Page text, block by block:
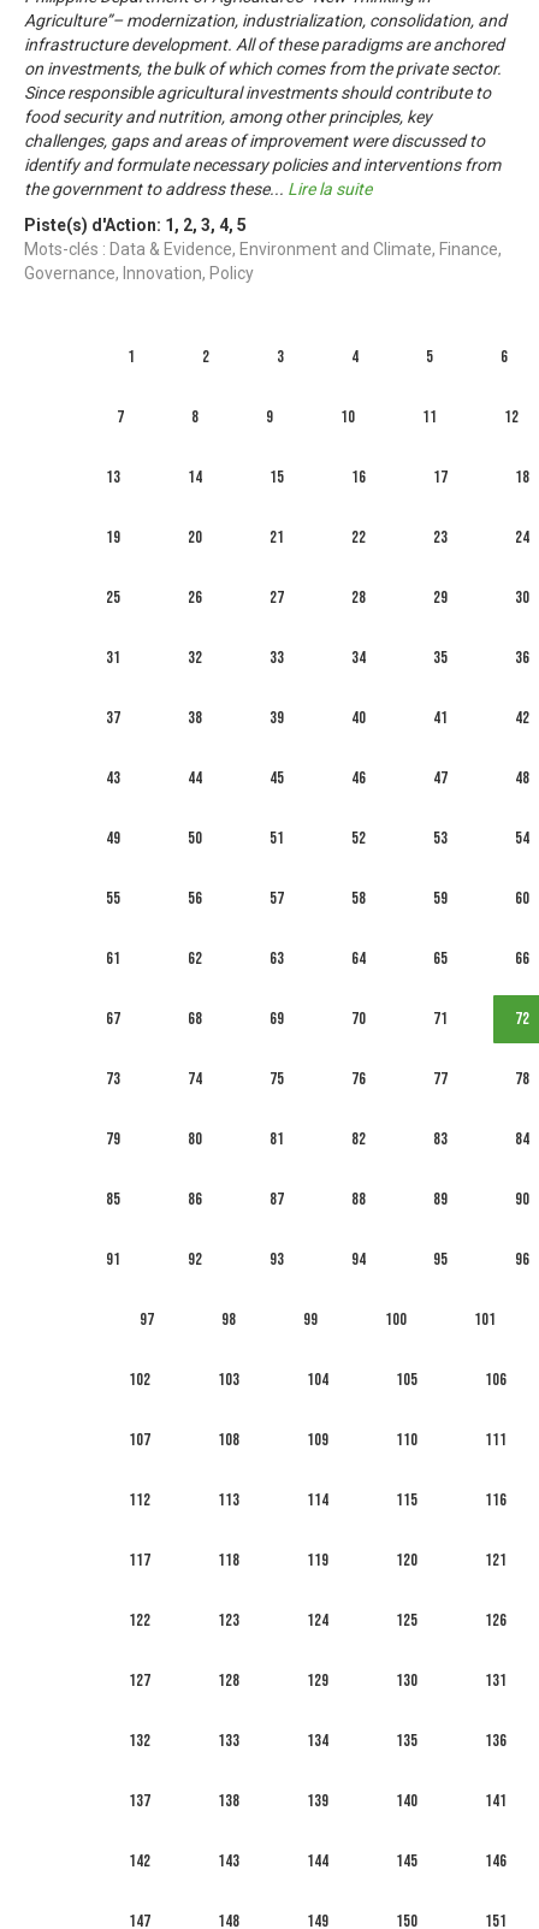
Agriculture”– modernization, industrialization, consolidation, and
infrastructure development. All of these paradigms are anchored
on investments, the bulk of which comes from the private sector.
Since responsible agricultural investments should contribute to
food security and nutrition, among other principles, key
challenges, gaps and areas of improvement were discussed to
identify and formulate necessary policies and interventions from
the government to address these... Lire la suite
Piste(s) d'Action: 1 , 2, 3, 4, 5
Mots-clés : Data & Evidence, Environment and Climate, Finance,
Governance, Innovation, Policy
1 2 3 4 5 6
7 8 9 10 11 12
13 14 15 16 17 18
19 20 21 22 23 24
25 26 27 28 29 30
31 32 33 34 35 36
37 38 39 40 41 42
43 44 45 46 47 48
49 50 51 52 53 54
55 56 57 58 59 60
61 62 63 64 65 66
67 68 69 70 71 72
73 74 75 76 77 78
79 80 81 82 83 84
85 86 87 88 89 90
91 92 93 94 95 96
97 98 99 100 101
102 103 104 105 106
107 108 109 110 111
112 113 114 115 116
117 118 119 120 121
122 123 124 125 126
127 128 129 130 131
132 133 134 135 136
137 138 139 140 141
142 143 144 145 146
147 148 149 150 151